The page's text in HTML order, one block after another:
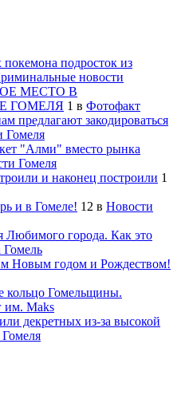
подросток из
новости
МЕСТО В
ГОМЕЛЯ 1 в Фотофакт
предлагают закодироваться
Гомеля
"Алми" вместо рынка
Гомеля
и наконец построили 1
и в Гомеле! 12 в Новости
Любимого города. Как это
Гомель
Новым годом и Рождеством!
кольцо Гомельщины.
им. Maks
декретных из-за высокой